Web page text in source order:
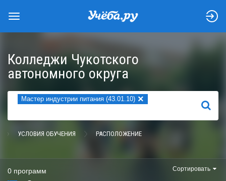
Колледжи Чукотского
автономного округа
Мастер индустрии питания (43.01.10) ×
НАЙТИ
УСЛОВИЯ ОБУЧЕНИЯ РАСПОЛОЖЕНИЕ
0 программ Сортировать